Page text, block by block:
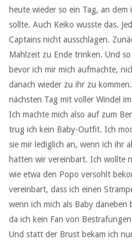
heute wieder so ein Tag, an dem
sollte. Auch Keiko wusste das.
Captains nicht ausschlagen.
Mahlzeit zu Ende trinken. Und
bevor ich mir mich aufmachte,
danach wieder zu ihr zu
nächsten Tag mit voller Windel
Ich machte mich also auf zum
trug ich kein Baby-Outfit. Ich
sie mir lediglich an, wenn ich ihr
hatten wir vereinbart. Ich wollte
wie etwa den Popo versohlt
vereinbart, dass ich einen
wenn ich mich als Baby daneben
da ich kein Fan von
Und statt der Brust bekam ich